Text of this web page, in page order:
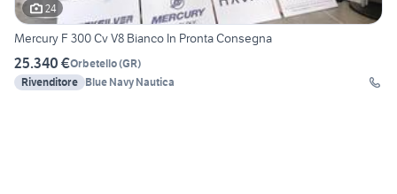
24
Mercury F 300 Cv V8 Bianco In Pronta Consegna
25.340 €Orbetello(GR)
Rivenditore Blue Navy Nautica